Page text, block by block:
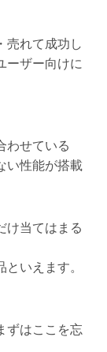
売れて成功し
ーザー向けに
わせている
い性能が搭載
け当てはまる
いえます。
ずはここを忘